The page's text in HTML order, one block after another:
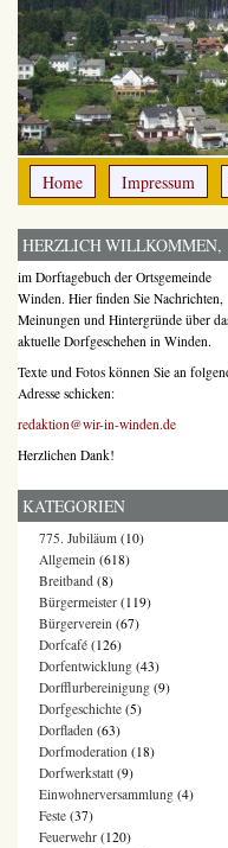
Home Impressum
HERZLICH WILLKOMMEN,
im Dorftagebuch der Ortsgemeinde
Winden. Hier finden Sie Nachrichten,
Meinungen und Hintergründe über
aktuelle Dorfgeschehen in Winden.
Texte und Fotos können Sie an
Adresse schicken:
redaktion@wir-in-winden.de
Herzlichen Dank!
KATEGORIEN
775. Jubiläum (10)
Allgemein (618)
Breitband (8)
Bürgermeister (119)
Bürgerverein (67)
Dorfcafé (126)
Dorfentwicklung (43)
Dorfflurbereinigung (9)
Dorfgeschichte (5)
Dorfladen (63)
Dorfmoderation (18)
Dorfwerkstatt (9)
Einwohnerversammlung (4)
Feste (37)
Feuerwehr (120)